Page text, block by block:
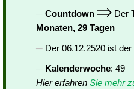
Countdown
Der
Monaten, 29 Tagen
Der 06.12.2520 ist der
Kalenderwoche: 49
Hier erfahren Sie mehr